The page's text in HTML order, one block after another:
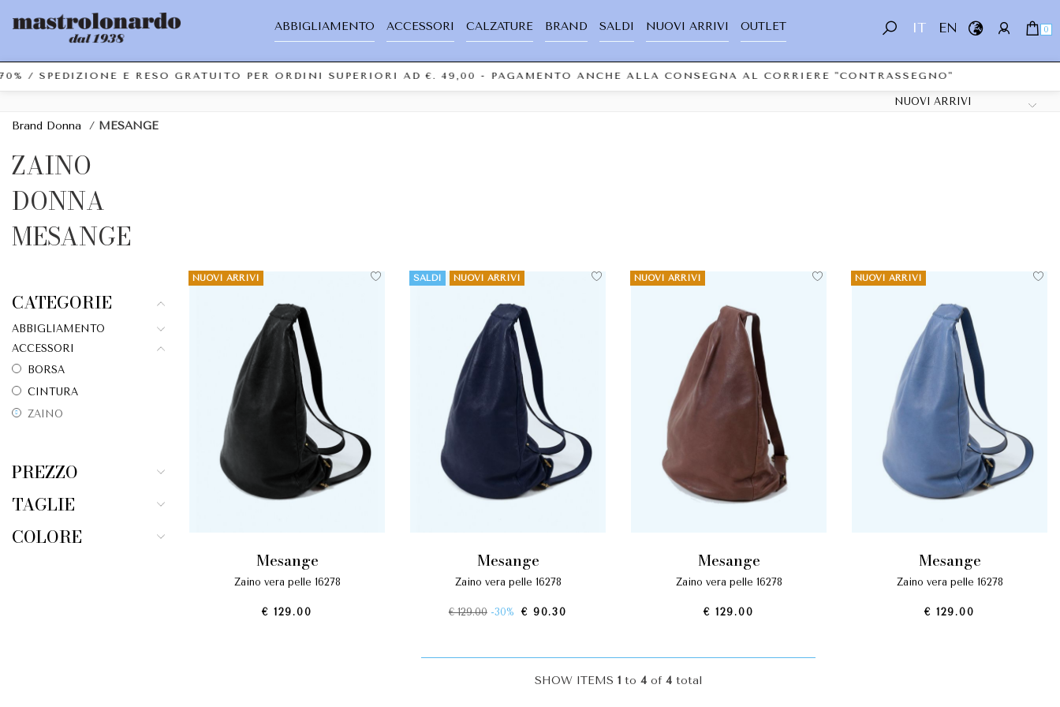
IT EN 0
ABBIGLIAMENTO ACCESSORI CALZATURE BRAND SALDI NUOVI ARRIVI OUTLET
/ SPEDIZIONE E RESO GRATUITO PER ORDINI SUPERIORI AD €. 49,00 - PAGAMENTO ANCHE ALLA CONSEGNA AL CORRIERE "CONTRASSEGNO"
Brand Donna / MESANGE
ZAINO
DONNA
MESANGE
CATEGORIE
ABBIGLIAMENTO
ACCESSORI
BORSA
CINTURA
ZAINO
PREZZO
TAGLIE
COLORE
NUOVI ARRIVI
mesange
zaino vera pelle 16278
€ 129.00
SALDI NUOVI ARRIVI
mesange
zaino vera pelle 16278
€ 129.00 -30% € 90.30
NUOVI ARRIVI
mesange
zaino vera pelle 16278
€ 129.00
NUOVI ARRIVI
mesange
zaino vera pelle 16278
€ 129.00
SHOW ITEMS 1 to 4 of 4 total